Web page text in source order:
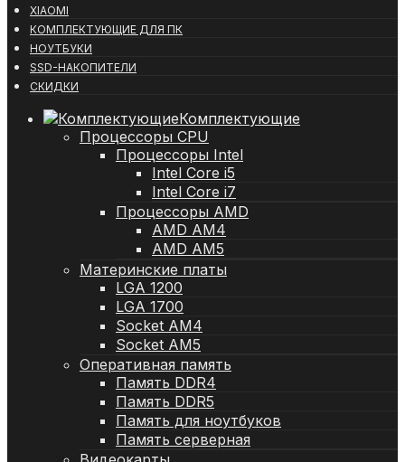
XIAOMI
КОМПЛЕКТУЮЩИЕ ДЛЯ ПК
НОУТБУКИ
SSD-НАКОПИТЕЛИ
СКИДКИ
Комплектующие
Процессоры CPU
Процессоры Intel
Intel Core i5
Intel Core i7
Процессоры AMD
AMD AM4
AMD AM5
Материнские платы
LGA 1200
LGA 1700
Socket AM4
Socket AM5
Оперативная память
Память DDR4
Память DDR5
Память для ноутбуков
Память серверная